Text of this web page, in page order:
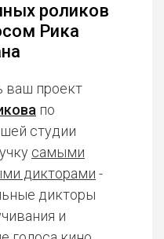
роликов
Рика
проект
по
студии
самыми
дикторами -
дикторы
и